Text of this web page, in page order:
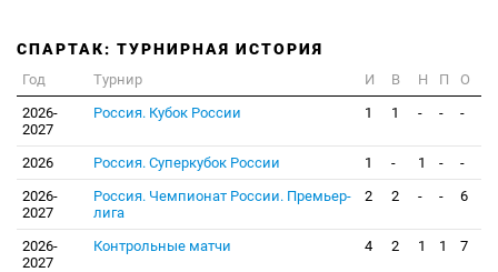
СПАРТАК: ТУРНИРНАЯ ИСТОРИЯ
Год Турнир И В Н П
О
2026-
2027
Россия. Кубок России 1 1 - - -
2026 Россия. Суперкубок России 1 - 1 -
-
2026-
2027
Россия. Чемпионат России. Премьер-
лига
2 2 - - 6
2026-
2027
Контрольные матчи 4 2 1 1 7